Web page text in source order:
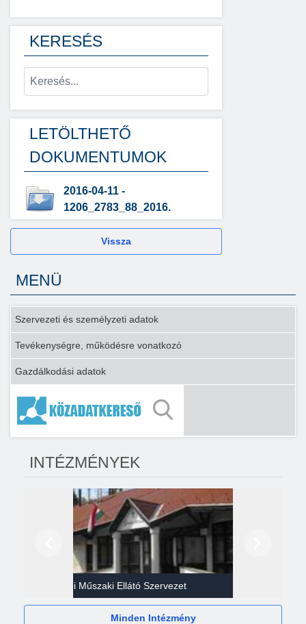
KERESÉS
LETÖLTHETŐ
DOKUMENTUMOK
2016-04-11 -
1206_2783_88_2016.
Vissza
MENÜ
Szervezeti és személyzeti adatok
Tevékenységre, működésre vonatkozó
Gazdálkodási adatok
INTÉZMÉNYEK
Gazdasági Műszaki Ellátó Szervezet
Minden Intézmény